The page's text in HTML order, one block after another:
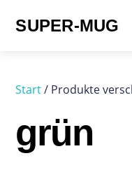
SUPER-MUG
Start/ Produkte
grün